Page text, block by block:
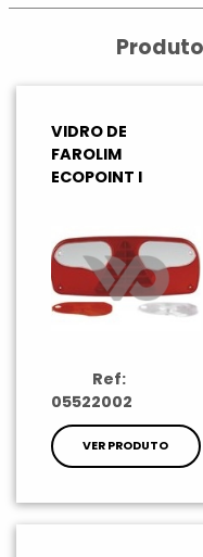
VIDRO DE
FAROLIM
ECOPOINT I
Ref:
05522002
VER PRODUTO